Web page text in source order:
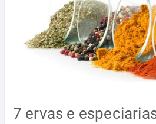
7 ervas e